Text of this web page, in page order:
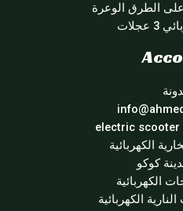
الطرق الوعرة
عجلات
electric
الكهربائية
كوكو
الكهربائية
الكهربائية